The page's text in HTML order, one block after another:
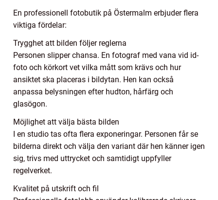
En professionell fotobutik på Östermalm erbjuder flera
viktiga fördelar:
Trygghet att bilden följer reglerna
Personen slipper chansa. En fotograf med vana vid id-
foto och körkort vet vilka mått som krävs och hur
ansiktet ska placeras i bildytan. Hen kan också
anpassa belysningen efter hudton, hårfärg och
glasögon.
Möjlighet att välja bästa bilden
I en studio tas ofta flera exponeringar. Personen får se
bilderna direkt och välja den variant där hen känner igen
sig, trivs med uttrycket och samtidigt uppfyller
regelverket.
Kvalitet på utskrift och fil